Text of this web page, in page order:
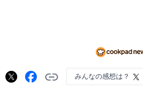
みんなの感想は？